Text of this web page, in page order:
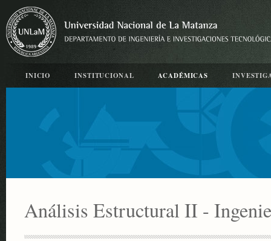
INICIO INSTITUCIONAL ACADÉMICAS
Análisis Estructural II -